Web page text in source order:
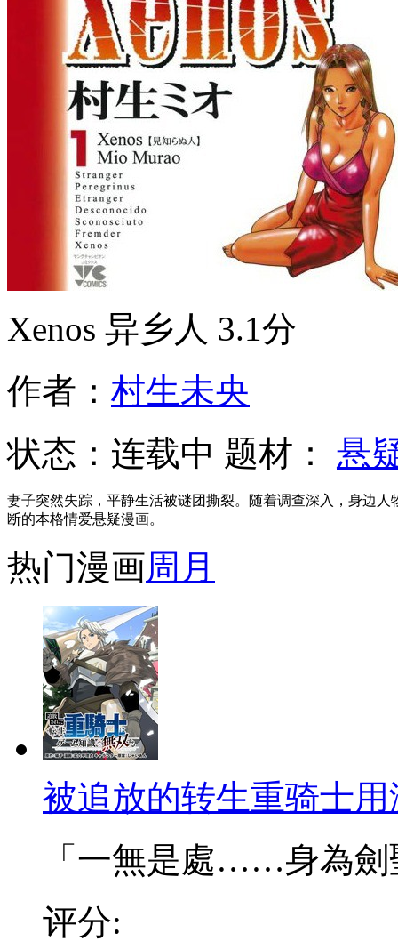
Xenos 异乡人 3.1分
作者： 村生未央
状态： 连载中 题材： 悬
妻子突然失踪，平静生活被谜团撕裂。随着调查深入，身边
断的本格情爱悬疑漫画。
热门漫画周 月
被追放的转生重骑士
「一無是處……身為劍
评分: